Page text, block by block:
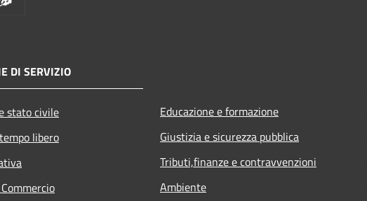
DI SERVIZIO
stato civile
libero
Educazione e formazione
Giustizia e sicurezza pubblica
Tributi,finanze e contravvenzioni
Ambiente